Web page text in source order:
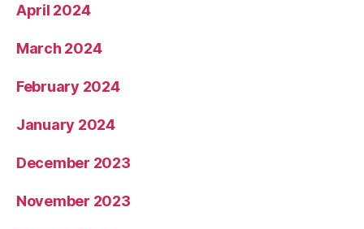
April 2024
March 2024
February 2024
January 2024
December 2023
November 2023